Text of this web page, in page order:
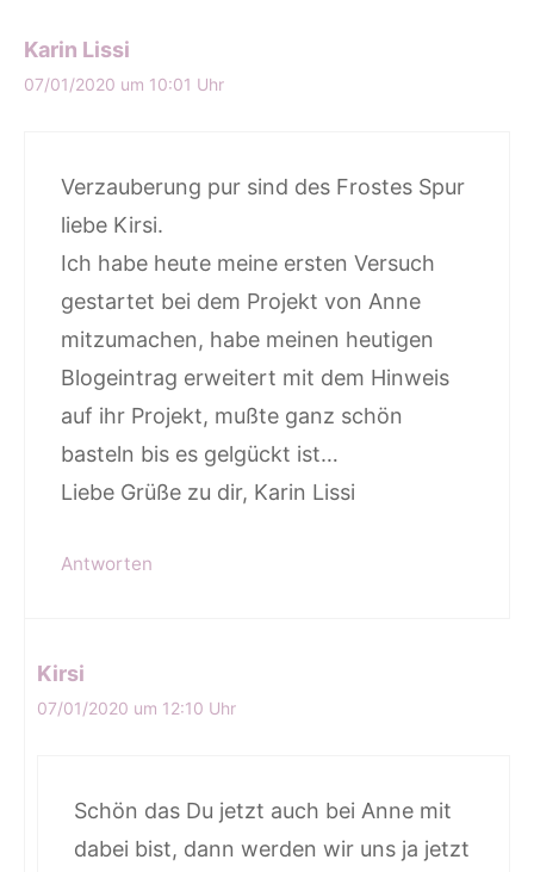
Karin Lissi
07/01/2020 um 10:01 Uhr
Verzauberung pur sind des Frostes Spur
liebe Kirsi.
Ich habe heute meine ersten Versuch
gestartet bei dem Projekt von Anne
mitzumachen, habe meinen heutigen
Blogeintrag erweitert mit dem Hinweis
auf ihr Projekt, mußte ganz schön
basteln bis es gelgückt ist…
Liebe Grüße zu dir, Karin Lissi
Antworten
Kirsi
07/01/2020 um 12:10 Uhr
Schön das Du jetzt auch bei Anne mit
dabei bist, dann werden wir uns ja jetzt